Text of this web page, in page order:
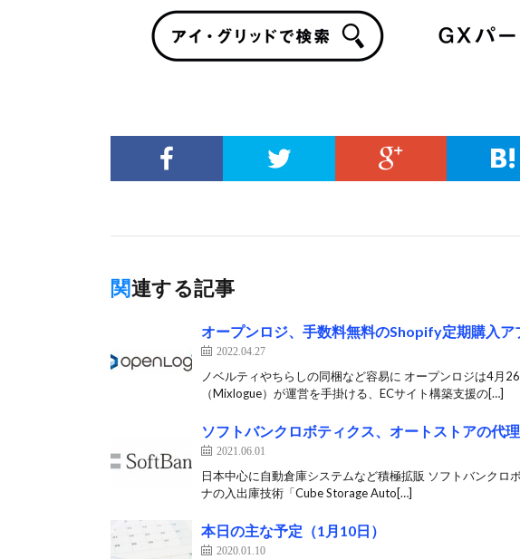
関連する記事
オープンロジ、手数料無料のShopify定期購入ア
2022.04.27
ノベルティやちらしの同梱など容易に オープンロジは4月
（Mixlogue）が運営を手掛ける、ECサイト構築支援の[…]
ソフトバンクロボティクス、オートストアの代
2021.06.01
日本中心に自動倉庫システムなど積極拡販 ソフトバンクロ
ナの入出庫技術「Cube Storage Auto[…]
本日の主な予定（1月10日）
2020.01.10